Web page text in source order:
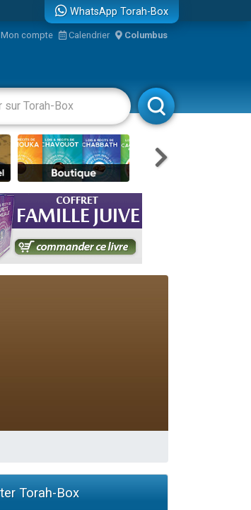
WhatsApp Torah-Box
Mon compte Calendrier Columbus
Livres Rabbanim
Torah-Box